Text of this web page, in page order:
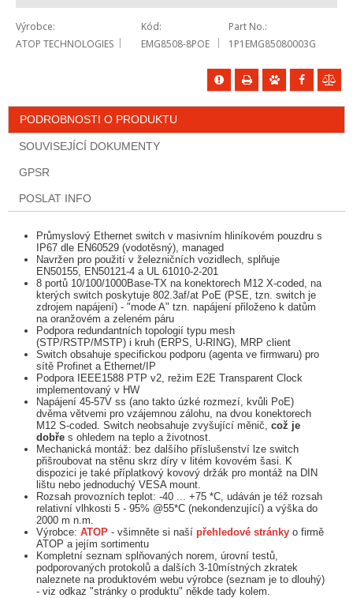
Výrobce
ATOP TECHNOLOGIES
Kód
EMG8508-8POE
Part No.
1P1EMG85080003G
PODROBNOSTI O PRODUKTU
SOUVISEJÍCÍ DOKUMENTY
GPSR
POSLAT INFO
Průmyslový Ethernet switch v masivním hliníkovém pouzdru s
IP67 dle EN60529 (vodotěsný), managed
Navržen pro použití v železničních vozidlech, splňuje
EN50155, EN50121-4 a UL 61010-2-201
8 portů 10/100/1000Base-TX na konektorech M12 X-coded, na
kterých switch poskytuje 802.3af/at PoE (PSE, tzn. switch je
zdrojem napájení) - "mode A" tzn. napájení přiloženo k datům
na oranžovém a zeleném páru
Podpora redundantních topologií typu mesh
(STP/RSTP/MSTP) i kruh (ERPS, U-RING), MRP client
Switch obsahuje specifickou podporu (agenta ve firmwaru) pro
sítě Profinet a Ethernet/IP
Podpora IEEE1588 PTP v2, režim E2E Transparent Clock
implementovaný v HW
Napájení 45-57V ss (ano takto úzké rozmezí, kvůli PoE)
dvěma větvemi pro vzájemnou zálohu, na dvou konektorech
M12 S-coded. Switch neobsahuje zvyšující měnič,což je
dobře s ohledem na teplo a životnost.
Mechanická montáž: bez dalšího příslušenství lze switch
přišroubovat na stěnu skrz díry v litém kovovém šasi. K
dispozici je také příplatkový kovový držák pro montáž na DIN
lištu nebo jednoduchý VESA mount.
Rozsah provozních teplot: -40 ... +75 *C, udáván je též rozsah
relativní vlhkosti 5 - 95% @55*C (nekondenzující) a výška do
2000 m n.m.
Výrobce:ATOP - všimněte si našípřehledové stránky o firmě
ATOP a jejím sortimentu
Kompletní seznam splňovaných norem, úrovní testů,
podporovaných protokolů a dalších 3-10místných zkratek
naleznete na produktovém webu výrobce (seznam je to dlouhý)
- viz odkaz "stránky o produktu" někde tady kolem.